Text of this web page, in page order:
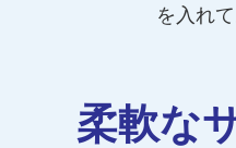
を入れ
柔軟な